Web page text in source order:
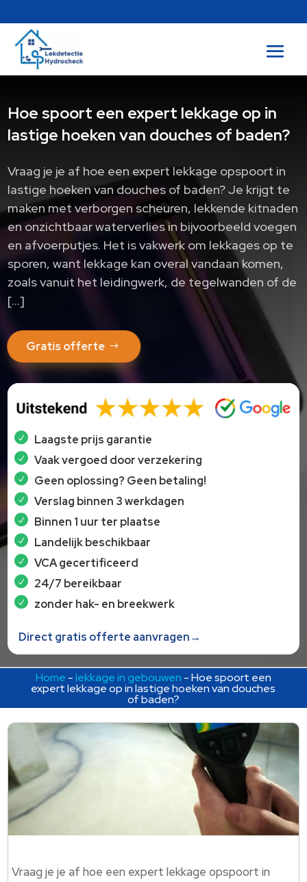
Hoe spoort een expert lekkage op in
lastige hoeken van douches of baden?
Vraag je je af hoe een expert lekkage opspoort in
lastige hoeken van douches of baden? Je krijgt te
maken met verborgen scheuren, lekkende kitnaden
en onzichtbaar waterverlies in bijvoorbeeld voegen
en afvoerputjes. Het is vakwerk om lekkages op te
sporen, want lekkage kan overal vandaan komen,
zoals vanuit het leidingwerk, de tegelwanden of de
[…]
Gratis offerte
Laagste prijs garantie
Vaak vergoed door verzekering
Geen oplossing? Geen betaling!
Verslag binnen 3 werkdagen
Binnen 1 uur ter plaatse
Landelijk beschikbaar
VCA gecertificeerd
24/7 bereikbaar
zonder hak- en breekwerk
Direct gratis offerte aanvragen→
Home -lekkage in gebouwen -Hoe spoort een
expert lekkage op in lastige hoeken van douches
of baden?
Vraag je je af hoe een expert lekkage opspoort in